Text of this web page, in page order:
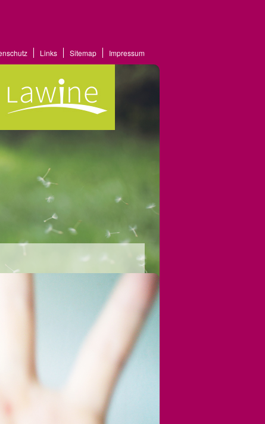
Links Sitemap Impressum
Gewalt betroffen als
oft in einer besonderen
1. Jahr
2. Jahr